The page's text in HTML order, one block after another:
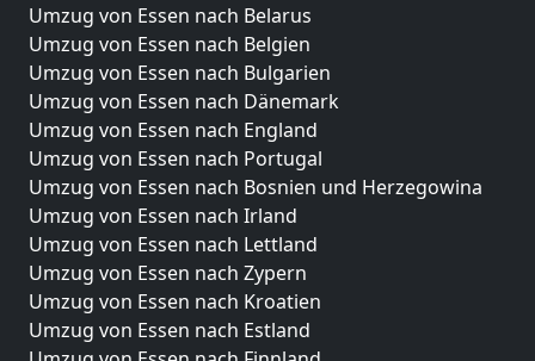
Umzug von Essen nach Belarus
Umzug von Essen nach Belgien
Umzug von Essen nach Bulgarien
Umzug von Essen nach Dänemark
Umzug von Essen nach England
Umzug von Essen nach Portugal
Umzug von Essen nach Bosnien und Herzegowina
Umzug von Essen nach Irland
Umzug von Essen nach Lettland
Umzug von Essen nach Zypern
Umzug von Essen nach Kroatien
Umzug von Essen nach Estland